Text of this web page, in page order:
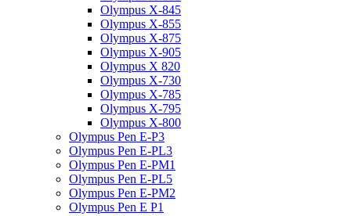
Olympus X-845
Olympus X-855
Olympus X-875
Olympus X-905
Olympus X 820
Olympus X-730
Olympus X-785
Olympus X-795
Olympus X-800
Olympus Pen E-P3
Olympus Pen E-PL3
Olympus Pen E-PM1
Olympus Pen E-PL5
Olympus Pen E-PM2
Olympus Pen E P1